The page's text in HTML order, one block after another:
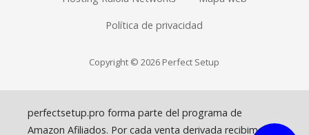
Política de privacidad
Copyright © 2026 Perfect Setup
perfectsetup.pro forma parte del programa de
Amazon Afiliados. Por cada venta derivada recibimos